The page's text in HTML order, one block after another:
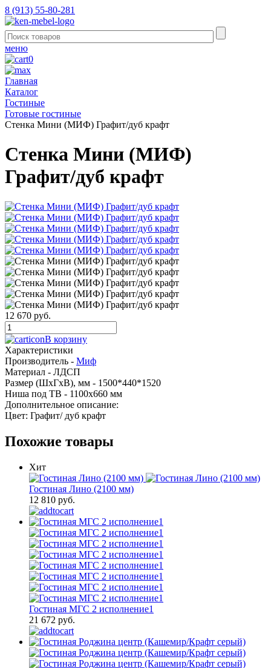
8 (913) 55-80-281
меню
0
Главная
Каталог
Гостиные
Готовые гостиные
Стенка Мини (МИФ) Графит/дуб крафт
Стенка Мини (МИФ)
Графит/дуб крафт
12 670 руб.
В корзину
Характеристики
Производитель - Миф
Материал - ЛДСП
Размер (ШхГхВ), мм - 1500*440*1520
Ниша под ТВ - 1100х660 мм
Дополнительное описание:
Цвет: Графит/ дуб крафт
Похожие товары
Хит
Гостиная Лино (2100 мм)
12 810 руб.
Гостиная МГС 2 исполнение1
21 672 руб.